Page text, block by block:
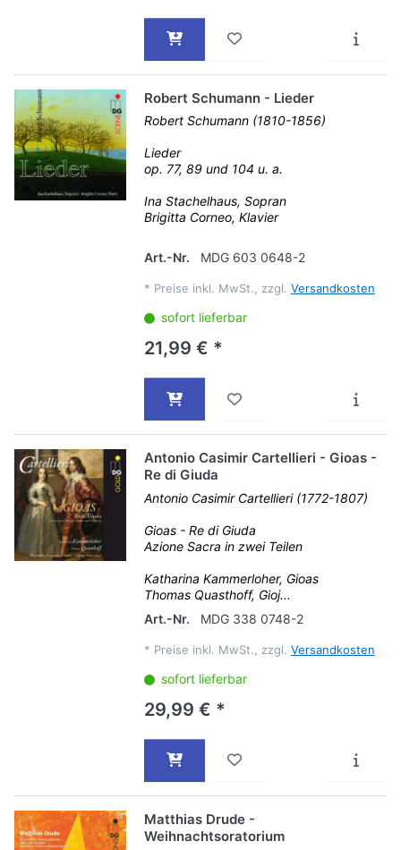
Robert Schumann - Lieder
Robert Schumann (1810-1856)
Lieder
op. 77, 89 und 104 u. a.
Ina Stachelhaus, Sopran
Brigitta Corneo, Klavier
Art.-Nr. MDG 603 0648-2
* Preise inkl. MwSt., zzgl. Versandkosten
sofort lieferbar
21,99 € *
Antonio Casimir Cartellieri - Gioas -
Re di Giuda
Antonio Casimir Cartellieri (1772-1807)
Gioas - Re di Giuda
Azione Sacra in zwei Teilen
Katharina Kammerloher, Gioas
Thomas Quasthoff, Gioj...
Art.-Nr.
MDG 338 0748-2
* Preise inkl. MwSt., zzgl. Versandkosten
sofort lieferbar
29,99 € *
Matthias Drude -
Weihnachtsoratorium